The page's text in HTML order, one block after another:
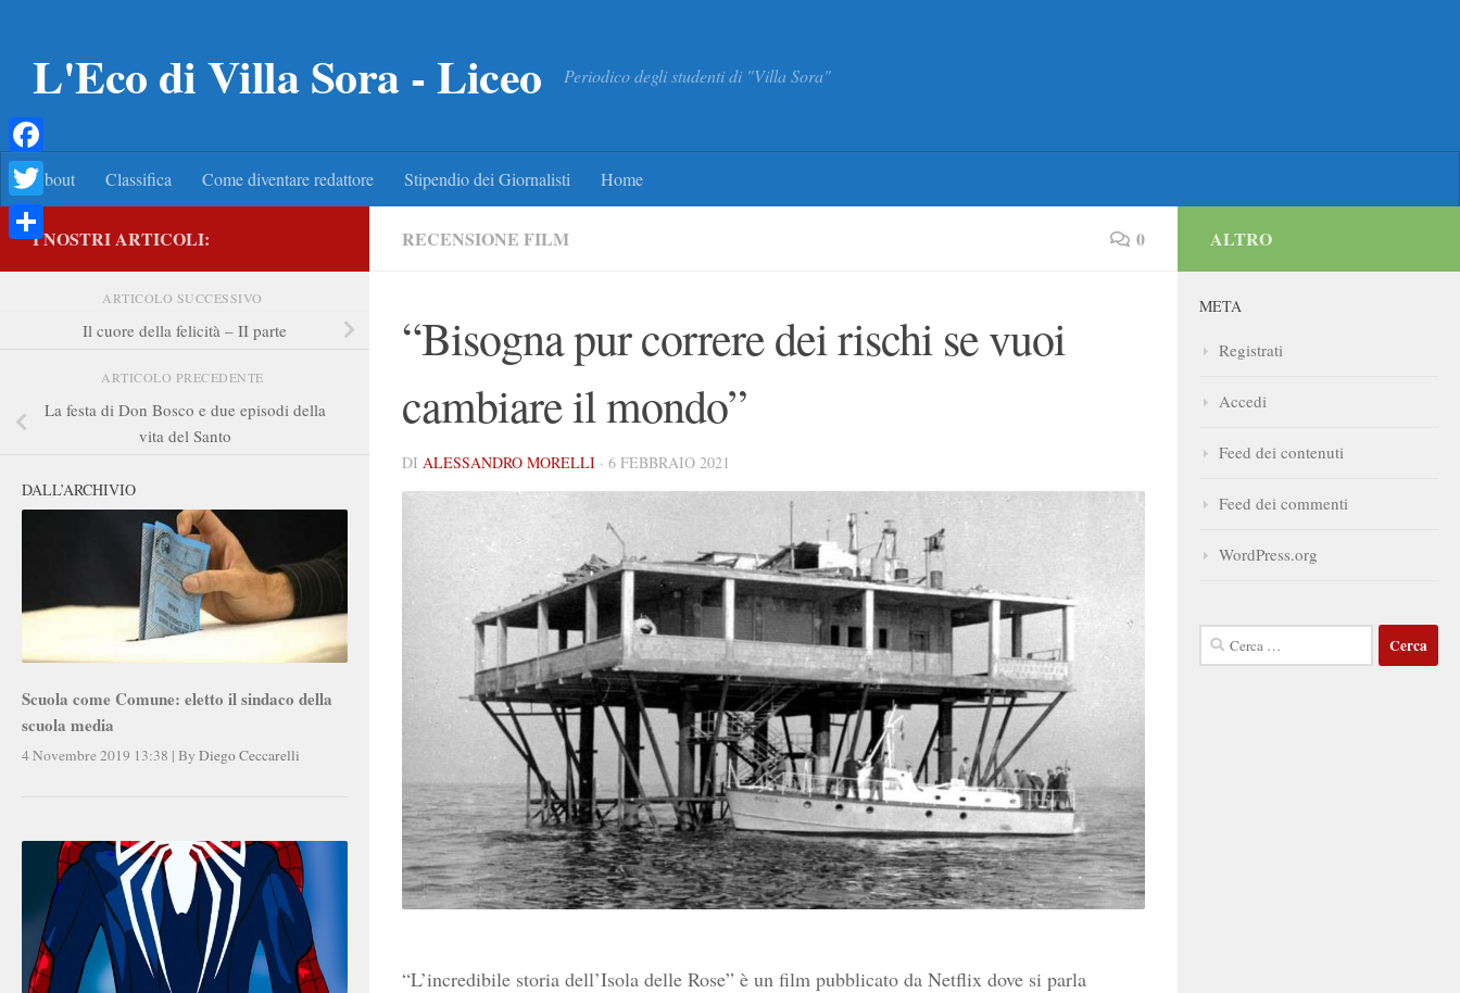
L'Eco di Villa Sora - Liceo Periodico degli studenti di "Villa Sora"
About Classifica Come diventare redattore Stipendio dei Giornalisti Home
RECENSIONE FILM 0
“Bisogna pur correre dei rischi se vuoi
cambiare il mondo”
DI ALESSANDRO MORELLI · 6 FEBBRAIO 2021
“L’incredibile storia dell’Isola delle Rose” è un film pubblicato da Netflix dove si parla
I NOSTRI ARTICOLI:
ARTICOLO SUCCESSIVO
Il cuore della felicità – II parte
ARTICOLO PRECEDENTE
La festa di Don Bosco e due episodi della
vita del Santo
DALL’ARCHIVIO
Scuola come Comune: eletto il sindaco della
scuola media
4 Novembre 2019 13:38 | By Diego Ceccarelli
ALTRO
META
Registrati
Accedi
Feed dei contenuti
Feed dei commenti
WordPress.org
Ricerca
per:
Facebook
Twitter